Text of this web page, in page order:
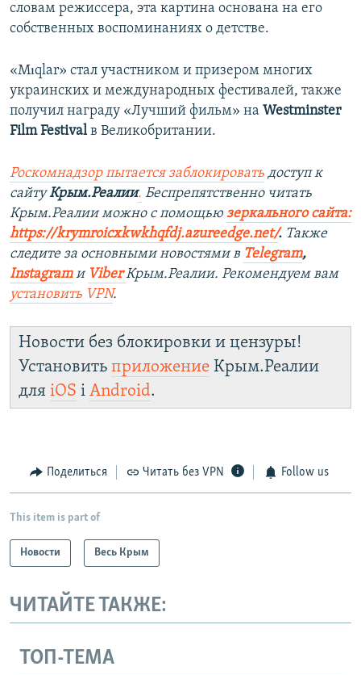
словам режиссера, эта картина основана на его
собственных воспоминаниях о детстве.
«Mıqlar» стал участником и призером многих
украинских и международных фестивалей, также
получил награду «Лучший фильм» на Westminster
Film Festivalв Великобритании.
Роскомнадзор пытается заблокировать доступ к
сайтуКрым.Реалии. Беспрепятственно читать
Крым.Реалии можно с помощью зеркального сайта:
https://krymroicxkwkhqfdj.azureedge.net/. Также
следите за основными новостями в Telegram,
Instagramи ViberКрым.Реалии. Рекомендуем вам
установить VPN.
Новости без блокировки и цензуры!
Установить приложение Крым.Реалии
для iOS і Android.
Поделиться Читать без VPN Follow us
This item is part of
Новости Весь Крым
ЧИТАЙТЕ ТАКЖЕ:
ТОП-ТЕМА